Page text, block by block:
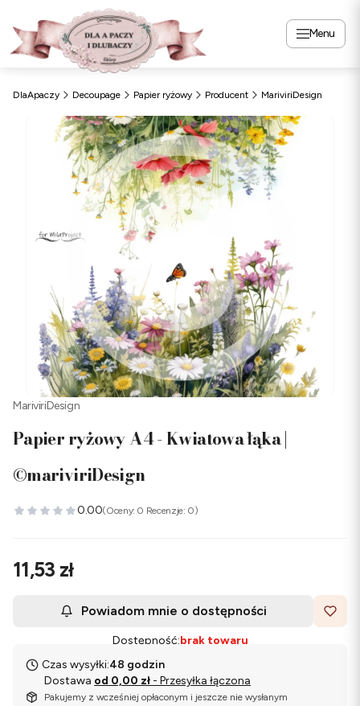
Menu
DlaApaczy Decoupage Papier ryżowy Producent MariviriDesign
MariviriDesign
Papier ryżowy A4 - Kwiatowa łąka |
©mariviriDesign
0.00(Oceny: 0 Recenzje: 0)
Cena
11,53 zł
Powiadom mnie o dostępności
Dostępność:brak towaru
Czas wysyłki:48 godzin
Dostawa od 0,00 zł - Przesyłka łączona
Pakujemy z wcześniej opłaconym i jeszcze nie wysłanym